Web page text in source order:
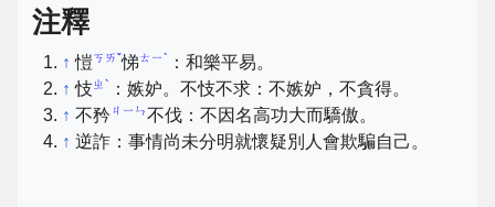
注釋
↑ 愷ㄎㄞˇ悌ㄊㄧˋ
：和樂平易。
↑ 忮ㄓˋ
：嫉妒。不忮不求：不嫉妒，不貪得。
↑ 不矜 ㄐㄧㄣ不伐：不因名高功大而驕傲。
↑ 逆詐：事情尚未分明就懷疑別人會欺騙自己。